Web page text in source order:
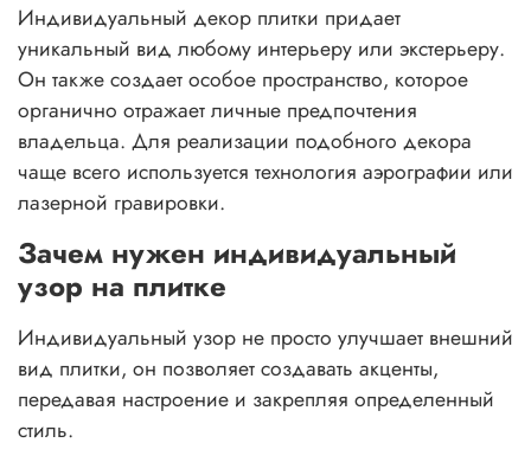
Индивидуальный декор плитки придает
уникальный вид любому интерьеру или экстерьеру.
Он также создает особое пространство, которое
органично отражает личные предпочтения
владельца. Для реализации подобного декора
чаще всего используется технология аэрографии или
лазерной гравировки.
Зачем нужен индивидуальный
узор на плитке
Индивидуальный узор не просто улучшает внешний
вид плитки, он позволяет создавать акценты,
передавая настроение и закрепляя определенный
стиль.